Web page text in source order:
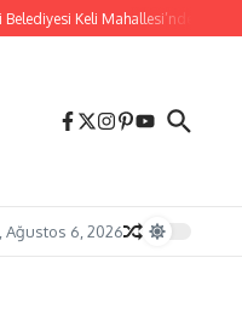
Keli Mahallesi’nde 2 Bin 250
Ağustos 6, 2026